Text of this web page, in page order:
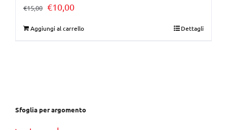
€15,00 Il
€10,00Il
Aggiungi al carrello Dettagli
Sfoglia per argomento